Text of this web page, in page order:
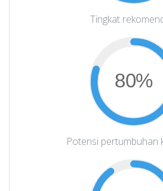
Tingkat
80%
Potensi pertumbuhan